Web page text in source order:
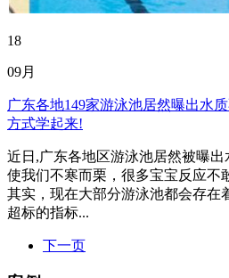
18
09月
广东各地149家游泳池居然曝出水
方式学起来!
近日,广东各地区游泳池居然被曝
使我们不寒而栗，很多宝宝反应不
其实，现在大部分游泳池都会存在
超标的指标...
下一页